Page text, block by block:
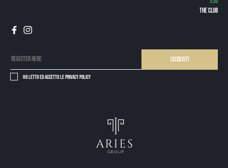
The Club
Iscriviti
Ho letto ed accetto le privacy policy